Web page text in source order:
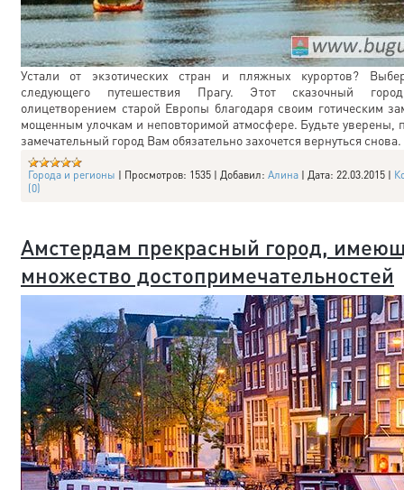
Устали от экзотических стран и пляжных курортов?
следующего путешествия Прагу. Этот сказочный
олицетворением старой Европы благодаря своим готическим
мощенным улочкам и неповторимой атмосфере. Будьте уверены,
замечательный город Вам обязательно захочется вернуться снова.
Города и регионы | Просмотров: 1535 | Добавил: Алина | Дата: 22.03.2015 |
(0)
Амстердам прекрасный город,
множество достопримечательностей